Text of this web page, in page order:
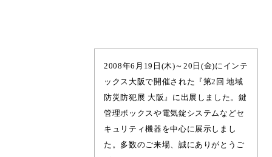
2008年6月19日(木)～20日(金)にインテ
ックス大阪で開催された『第2回 地域
防災防犯展 大阪』に出展しました。鍵
管理ボックスや電気錠システムなどセ
キュリティ機器を中心に展示しまし
た。多数のご来場、誠にありがとうご